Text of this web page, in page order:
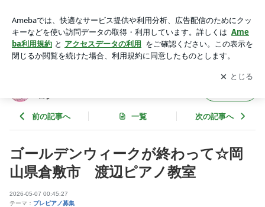
室 | 岡山県倉敷市西中新田 渡辺ピアノ教室のブログ
アプリをダウンロードして ブログの更新通知
を受け取りまし
ょう。
開く
ログ
前の記事へ 一覧 次の記事へ
ゴールデンウィークが終わって☆岡
山県倉敷市 渡辺ピアノ教室
2026-05-07 00:45:27
テーマ： プレピアノ募集